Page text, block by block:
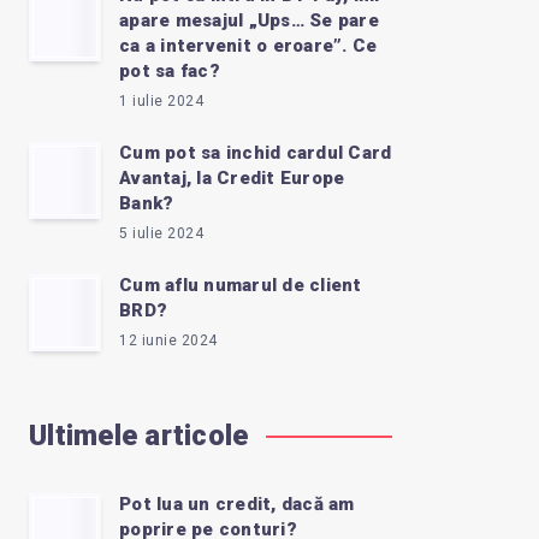
apare mesajul „Ups… Se pare
ca a intervenit o eroare”. Ce
pot sa fac?
1 iulie 2024
Cum pot sa inchid cardul Card
Avantaj, la Credit Europe
Bank?
5 iulie 2024
Cum aflu numarul de client
BRD?
12 iunie 2024
Ultimele articole
Pot lua un credit, dacă am
poprire pe conturi?